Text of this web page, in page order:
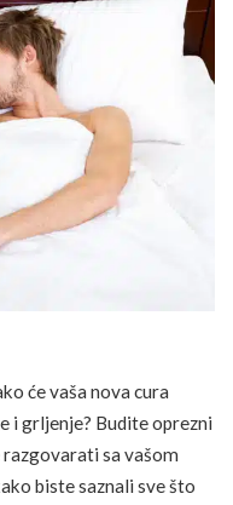
će vaša nova cura
i grljenje? Budite oprezni
sa vašom
biste saznali sve što